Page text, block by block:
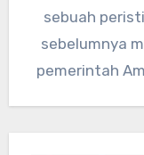
sebuah
sebelumnya
pemerintah